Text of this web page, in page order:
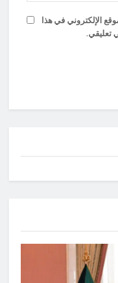
الإلكتروني في هذا
تعليقي.